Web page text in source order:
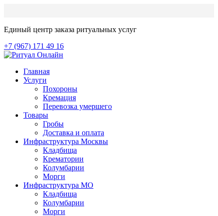
Единый центр заказа ритуальных услуг
+7 (967) 171 49 16
Главная
Услуги
Похороны
Кремация
Перевозка умершего
Товары
Гробы
Доставка и оплата
Инфраструктура Москвы
Кладбища
Крематории
Колумбарии
Морги
Инфраструктура МО
Кладбища
Колумбарии
Морги